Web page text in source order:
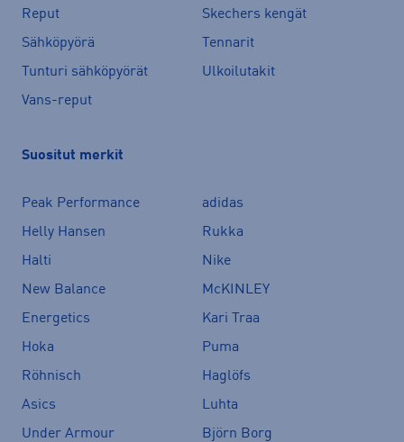
Reput
Skechers kengät
Sähköpyörä
Tennarit
Tunturi sähköpyörät
Ulkoilutakit
Vans-reput
Suositut merkit
Peak Performance
adidas
Helly Hansen
Rukka
Halti
Nike
New Balance
McKINLEY
Energetics
Kari Traa
Hoka
Puma
Röhnisch
Haglöfs
Asics
Luhta
Under Armour
Björn Borg